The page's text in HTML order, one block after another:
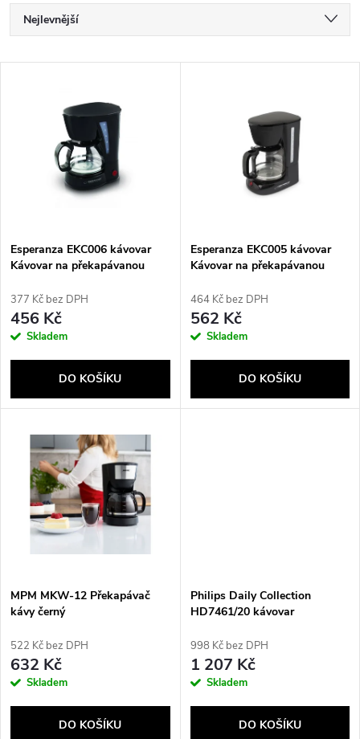
Ř
a
p
r
o
u
Nejlevnější
Abecedně
s
p
r
o
d
Esperanza EKC006 kávovar
Kávovar na překapávanou
377 Kč bez DPH
456 Kč
Skladem
DO KOŠÍKU
Esperanza EKC005 kávovar
Kávovar na překapávanou
464 Kč bez DPH
562 Kč
Skladem
DO KOŠÍKU
MPM MKW-12 Překapávač
kávy černý
522 Kč bez DPH
632 Kč
Skladem
DO KOŠÍKU
Philips Daily Collection
HD7461/20 kávovar
překapávanou kávu 1,2 l
998 Kč bez DPH
1 207 Kč
Skladem
DO KOŠÍKU